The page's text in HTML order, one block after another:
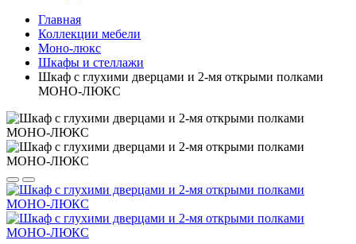
Главная
Коллекции мебели
Моно-люкс
Шкафы и стеллажи
Шкаф с глухими дверцами и 2-мя открыми полками
МОНО-ЛЮКС